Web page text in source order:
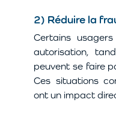
2) Réduire la
Certains
autorisation,
peuvent se faire
Ces situations
ont un impact